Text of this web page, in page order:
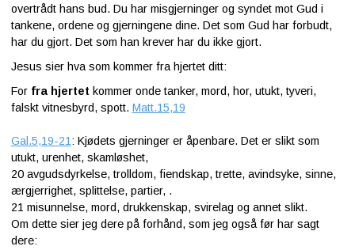
Bibel og sang
Bibelen og Israel
Livet - merkedager
Nettkirke
Kontakt
oss
overtrådt hans bud. Du har misgjerninger og syndet mot Gud i
tankene, ordene og gjerningene dine. Det som Gud har forbudt,
har du gjort. Det som han krever har du ikke gjort.
Jesus sier hva som kommer fra hjertet ditt:
For fra hjertet kommer onde tanker, mord, hor, utukt, tyveri,
falskt vitnesbyrd, spott. Matt.15,19
Gal.5,19-21 : Kjødets gjerninger er åpenbare. Det er slikt som
utukt, urenhet, skamløshet,
20 avgudsdyrkelse, trolldom, fiendskap, trette, avindsyke, sinne,
ærgjerrighet, splittelse, partier, .
21 misunnelse, mord, drukkenskap, svirelag og annet slikt.
Om dette sier jeg dere på forhånd, som jeg også før har sagt
dere: